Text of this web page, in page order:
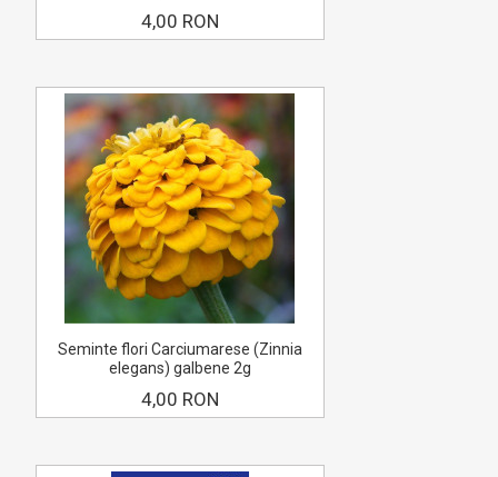
4,00 RON
Seminte flori Carciumarese (Zinnia
elegans) galbene 2g
4,00 RON